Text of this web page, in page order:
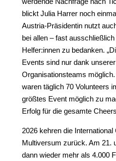
blickt Julia Harrer noch
Austria-Präsidentin nutzt
bei allen – fast
Helfer:innen zu bedanken.
Events sind nur dank
Organisationsteams
waren täglich 70 Volunteers
größtes Event möglich zu
Erfolg für die gesamte
2026 kehren die
Multiversum zurück. Am 21.
dann wieder mehr als 4.000